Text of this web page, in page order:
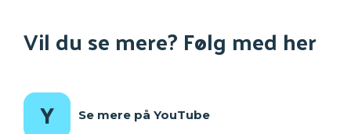
Vil du se mere? Følg med her
Se mere på YouTube